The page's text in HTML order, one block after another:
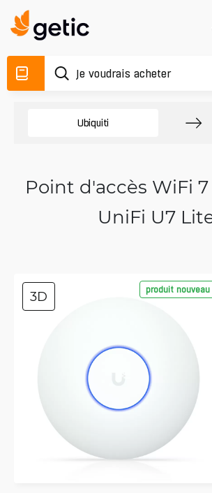
Ubiquiti
Point d'accès WiFi
UniFi U7
3D produit nouveau